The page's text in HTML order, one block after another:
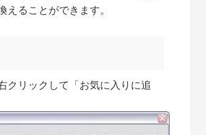
えることができます。
クリックして「お気に入りに追